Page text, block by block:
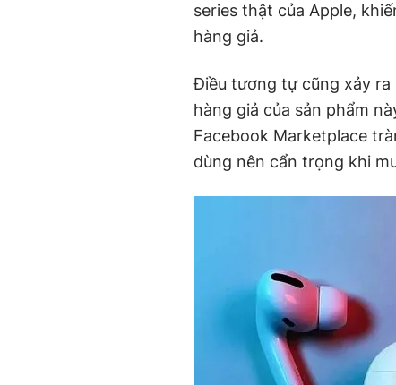
series thật của Apple,
hàng giả.
Điều tương tự cũng xảy ra
hàng giả của sản phẩm
Facebook Marketplace
dùng nên cẩn trọng khi